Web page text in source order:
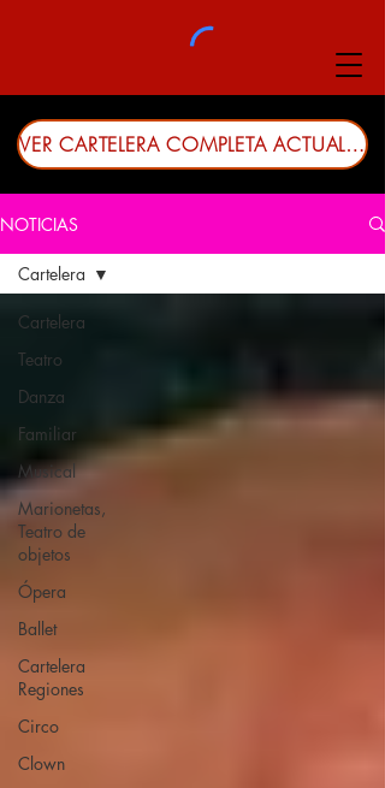
VER CARTELERA COMPLETA ACTUALIZADA
NOTICIAS
Cartelera
Teatro
Danza
Familiar
Musical
Marionetas,
Teatro de
objetos
Ópera
Ballet
Cartelera
Regiones
Circo
Clown
Cartelera